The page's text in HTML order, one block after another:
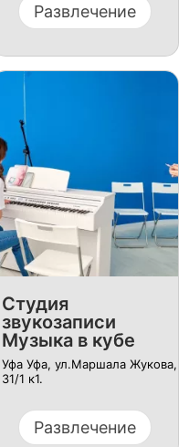
Развлечение
Студия
звукозаписи
Музыка в кубе
Уфа Уфа, ул.​Маршала Жукова,
31/1 к1.
Развлечение